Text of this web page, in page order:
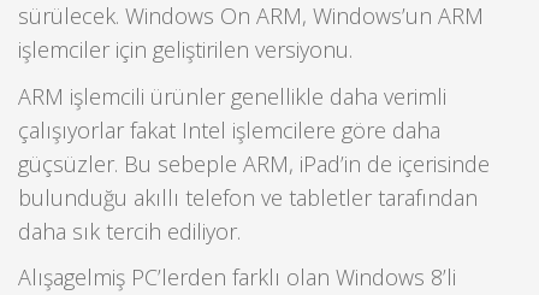
sürülecek. Windows On ARM, Windows’un ARM
işlemciler için geliştirilen versiyonu.
ARM işlemcili ürünler genellikle daha verimli
çalışıyorlar fakat Intel işlemcilere göre daha
güçsüzler. Bu sebeple ARM, iPad’in de içerisinde
bulunduğu akıllı telefon ve tabletler tarafından
daha sık tercih ediliyor.
Alışagelmiş PC’lerden farklı olan Windows 8’li